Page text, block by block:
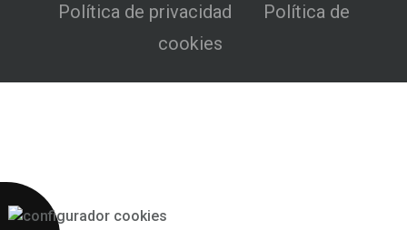
Política de privacidad
Política de
cookies